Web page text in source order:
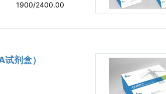
1900/2400.00
剂盒）